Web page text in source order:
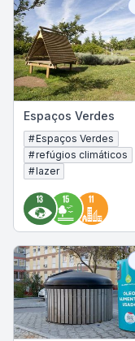
Espaços Verdes
#Espaços Verdes
#refúgios climáticos
#lazer